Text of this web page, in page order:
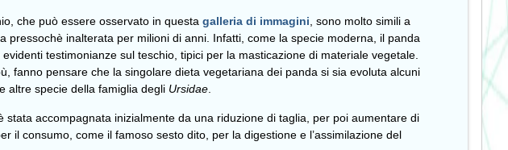
che può essere osservato in questa galleria di immagini , sono molto simili a
inalterata per milioni di anni. Infatti, come la specie moderna, il panda
testimonianze sul teschio, tipici per la masticazione di materiale vegetale.
fanno pensare che la singolare dieta vegetariana dei panda si sia evoluta alcuni
altre specie della famiglia degli Ursidae
accompagnata inizialmente da una riduzione di taglia, per poi aumentare di
il consumo, come il famoso sesto dito, per la digestione e l’assimilazione del